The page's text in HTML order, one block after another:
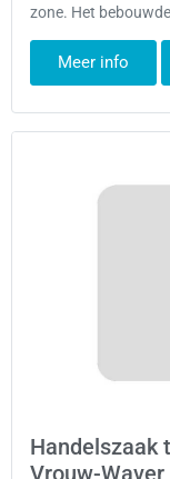
zone. Het
Meer info
Handelszaak
Vrouw-Waver